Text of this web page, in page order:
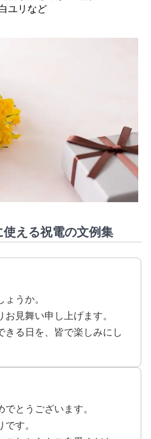
ユリなど
える祝電の文例集
うか。
見舞い申し上げます。
きる日を、皆で楽しみにし
とうございます。
す。